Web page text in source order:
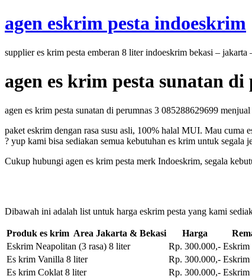
to
agen eskrim pesta indoeskrim
supplier es krim pesta emberan 8 liter indoeskrim bekasi –
agen es krim pesta sunatan di
agen es krim pesta sunatan di perumnas 3 085288629699
paket eskrim dengan rasa susu asli, 100% halal MUI. Mau cuma
? yup kami bisa sediakan semua kebutuhan es krim untuk segala
Cukup hubungi agen es krim pesta merk Indoeskrim, segala
Dibawah ini adalah list untuk harga eskrim pesta yang kami
Produk es krim Area Jakarta & Bekasi Harga
Eskrim Neapolitan (3 rasa) 8 liter
Rp. 300.000,- Eskrim
Es krim Vanilla 8 liter
Rp. 300.000,- Eskrim
Es krim Coklat 8 liter
Rp. 300.000,- Eskrim